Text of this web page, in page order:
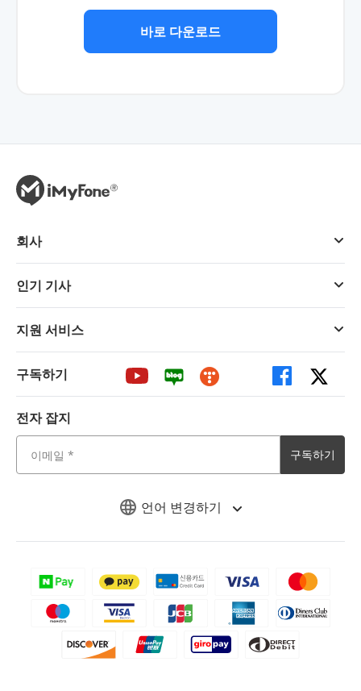
바로 다운로드
언어 변경하기
회사
인기 기사
지원 서비스
구독하기
전자 잡지
구독하기